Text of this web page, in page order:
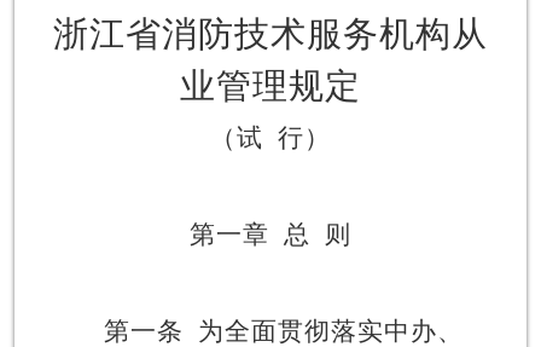
浙江省消防技术服务机构从
业管理规定
（试 行）
第一章 总 则
第一条
为全面贯彻落实中办、